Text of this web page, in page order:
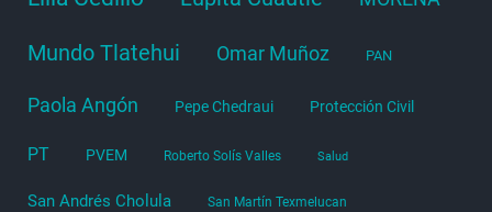
Mundo Tlatehui Omar Muñoz PAN
Paola Angón Pepe Chedraui Protección Civil
PT PVEM Roberto Solís Valles Salud
San Andrés Cholula San Martín Texmelucan